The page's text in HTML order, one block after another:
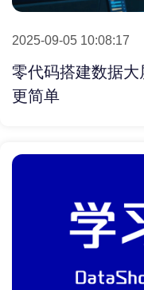
2025-09-05 10:08:17
零代码搭建数据
更简单